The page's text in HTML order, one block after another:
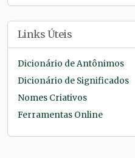
Links Úteis
Dicionário de Antônimos
Dicionário de Significados
Nomes Criativos
Ferramentas Online